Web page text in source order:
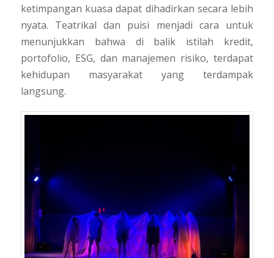
ketimpangan kuasa dapat dihadirkan secara lebih
nyata. Teatrikal dan puisi menjadi cara untuk
menunjukkan bahwa di balik istilah kredit,
portofolio, ESG, dan manajemen risiko, terdapat
kehidupan masyarakat yang terdampak
langsung.